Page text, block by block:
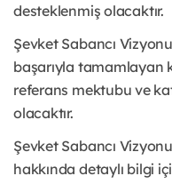
desteklenmiş olacaktır.
Şevket Sabancı
başarıyla tamamlayan
referans mektubu ve
olacaktır.
Şevket Sabancı
hakkında detaylı bilgi